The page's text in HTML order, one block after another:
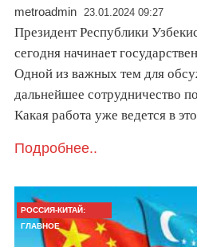
metroadmin 23.01.2024 09:27
Президент Республики
сегодня начинает
Одной из важных тем для
дальнейшее сотрудничество
Какая работа уже ведется в
Подробнее..
РОССИЯ-КИТАЙ:
ГЛАВНОЕ